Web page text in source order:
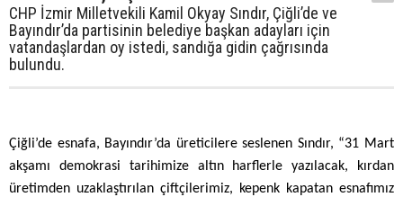
CHP İzmir Milletvekili Kamil Okyay Sındır, Çiğli’de ve
Bayındır’da partisinin belediye başkan adayları için
vatandaşlardan oy istedi, sandığa gidin çağrısında
bulundu.
Çiğli’de esnafa, Bayındır’da üreticilere seslenen Sındır, “31 Mart
akşamı demokrasi tarihimize altın harflerle yazılacak, kırdan
üretimden uzaklaştırılan çiftçilerimiz, kepenk kapatan esnafımız